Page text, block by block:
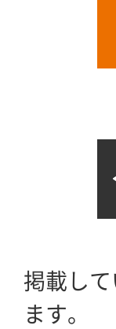
掲載し
ます。